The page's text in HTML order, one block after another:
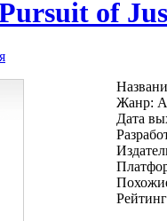
of
Жанр:
Дата